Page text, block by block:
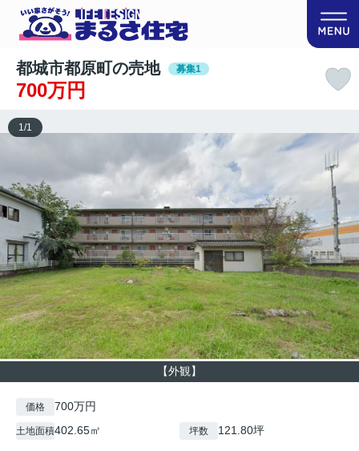
都城市都原町の売地 募集1
700万円
【外観】
1/1
価格 700万円
土地面積402.65㎡ 坪数 121.80坪